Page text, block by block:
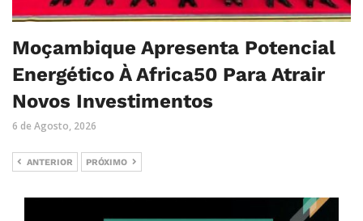
Moçambique Apresenta Potencial
Energético À Africa50 Para Atrair
Novos Investimentos
6 de Agosto, 2026
ANTERIOR PRÓXIMO